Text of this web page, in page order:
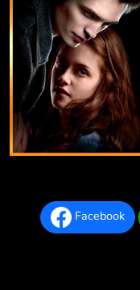
Facebook